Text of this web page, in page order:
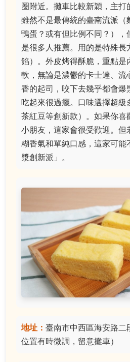
圈附近。攤車比較新穎，主打
雖然不是最傳統的臺南流派（
鴨蛋？或有但比例不同？），
是很多人推薦。用的是特殊長
餡）。外皮烤得酥脆，重點是
軟，無論是濃鬱的卡士達、流
香的起司，咬下去幾乎都會爆
吃起來很過癮。口味選擇超級
茶紅豆等創新款）。如果你喜
小朋友，這家會很受歡迎。但
糊香氣和單純口感，這家可能
漿創新派」。
地址： 臺南市中西區海安路二
位置有時微調，留意攤車）